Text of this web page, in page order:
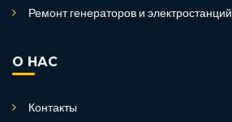
Ремонт генераторов и электростанций
О НАС
Контакты